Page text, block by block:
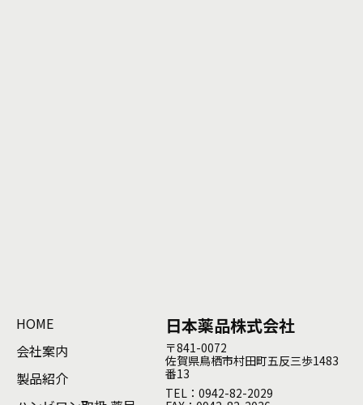
HOME
会社案内
製品紹介
日本薬品株式会社
〒841-0072
佐賀県鳥栖市村田町五反三歩1483
番13
TEL：0942-82-2029